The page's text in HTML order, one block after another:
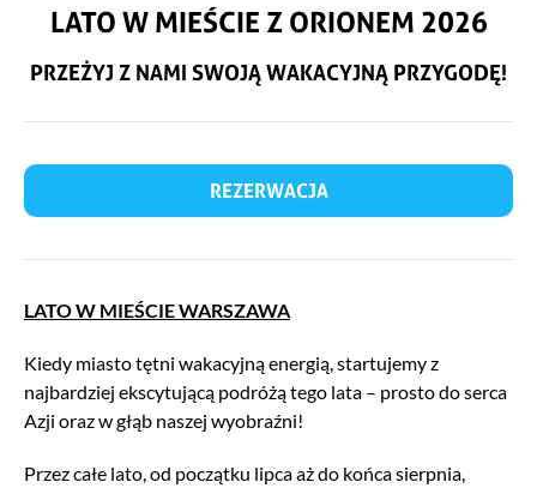
LATO W MIEŚCIE Z ORIONEM 2026
PRZEŻYJ Z NAMI SWOJĄ WAKACYJNĄ PRZYGODĘ!
REZERWACJA
LATO W MIEŚCIE WARSZAWA
Kiedy miasto tętni wakacyjną energią, startujemy z
najbardziej ekscytującą podróżą tego lata – prosto do serca
Azji oraz w głąb naszej wyobraźni!
Przez całe lato, od początku lipca aż do końca sierpnia,